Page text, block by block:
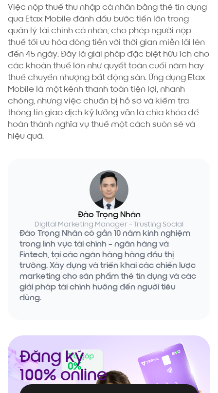
Đăng ký
100% online
Việc nộp thuế thu nhập cá nhân bằng thẻ tín dụng
qua Etax Mobile đánh dấu bước tiến lớn trong
quản lý tài chính cá nhân, cho phép người nộp
thuế tối ưu hóa dòng tiền với thời gian miễn lãi lên
đến 45 ngày. Đây là giải pháp đặc biệt hữu ích cho
các khoản thuế lớn như quyết toán cuối năm hay
thuế chuyển nhượng bất động sản. Ứng dụng Etax
Mobile là một kênh thanh toán tiện lợi, nhanh
chóng, nhưng việc chuẩn bị hồ sơ và kiểm tra
thông tin giao dịch kỹ lưỡng vẫn là chìa khóa để
hoàn thành nghĩa vụ thuế một cách suôn sẻ và
hiệu quả.
Đào Trọng Nhân
Digital Marketing Manager - Trusting Social
Đào Trọng Nhân có gần 10 năm kinh nghiệm
trong lĩnh vực tài chính – ngân hàng và
Fintech, tại các ngân hàng hàng đầu thị
trường. Xây dựng và triển khai các chiến lược
marketing cho sản phẩm thẻ tín dụng và các
giải pháp tài chính hướng đến người tiêu
dùng.